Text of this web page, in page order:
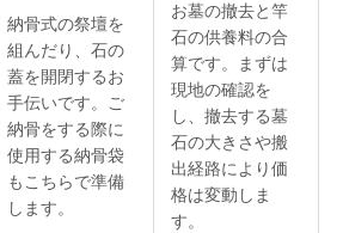
納骨式の祭壇を
組んだり、石の
蓋を開閉するお
手伝いです。ご
納骨をする際に
使用する納骨袋
もこちらで準備
します。
お墓の撤去と竿
石の供養料の合
算です。まずは
現地の確認を
し、撤去する墓
石の大きさや搬
出経路により価
格は変動しま
す。